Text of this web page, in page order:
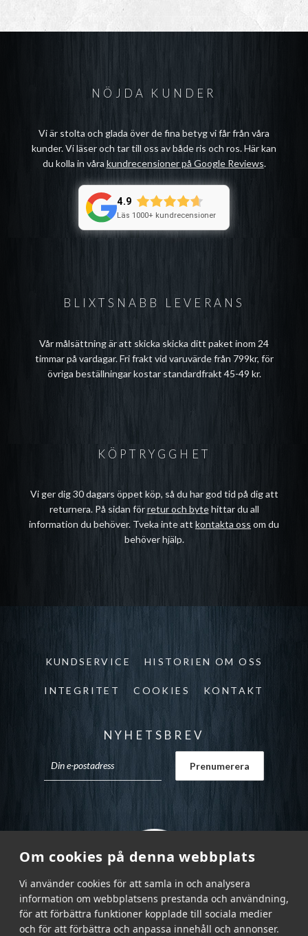
Om cookies på denna webbplats
Vi använder cookies för att samla in och analysera
information om webbplatsens prestanda och användning,
för att förbättra funktioner kopplade till sociala medier
och för att förbättra och anpassa innehåll och annonser.
BLIXTSNABB LEVERANS
Vår målsättning är att skicka skicka ditt paket inom 24
timmar på vardagar. Fri frakt vid varuvärde från 799kr, för
övriga beställningar kostar standardfrakt 45-49 kr.
NÖJDA KUNDER
Vi är stolta och glada över de fina betyg vi får från våra
kunder. Vi läser och tar till oss av både ris och ros. Här kan
du kolla in våra kundrecensioner på Google Reviews.
4.9
Läs 1000+ kundrecensioner
KÖPTRYGGHET
Vi ger dig 30 dagars öppet köp, så du har god tid på dig att
returnera. På sidan förretur och bytehittar du all
information du behöver. Tveka inte att kontakta oss om du
behöver hjälp.
KUNDSERVICE HISTORIEN OM OSS
INTEGRITET COOKIES KONTAKT
NYHETSBREV